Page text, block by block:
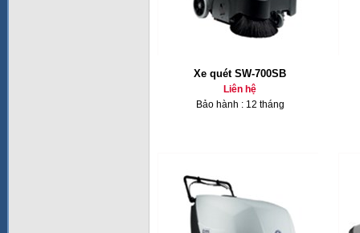
Xe quét SW-700SB
Liên hệ
Bảo hành : 12 tháng